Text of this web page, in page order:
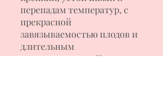
перепадам температур, с
прекрасной
завязываемостью плодов и
длительным
плодоношением. Плоды